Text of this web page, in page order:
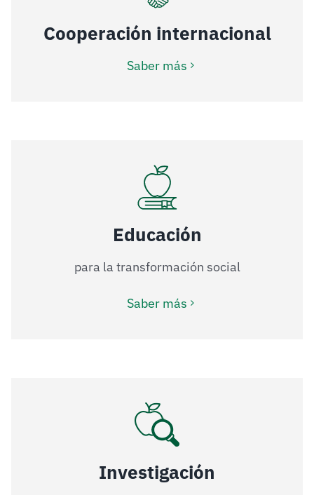
Cooperación internacional
Saber más
Educación
para la transformación social
Saber más
Investigación